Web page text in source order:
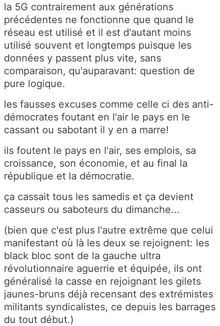
la 5G contrairement aux générations
précédentes ne fonctionne que quand le
réseau est utilisé et il est d'autant moins
utilisé souvent et longtemps puisque les
données y passent plus vite, sans
comparaison, qu'auparavant: question de
pure logique.
les fausses excuses comme celle ci des anti-
démocrates foutant en l'air le pays en le
cassant ou sabotant il y en a marre!
ils foutent le pays en l'air, ses emplois, sa
croissance, son économie, et au final la
république et la démocratie.
ça cassait tous les samedis et ça devient
casseurs ou saboteurs du dimanche...
(bien que c'est plus l'autre extrême que celui
manifestant où là les deux se rejoignent: les
black bloc sont de la gauche ultra
révolutionnaire aguerrie et équipée, ils ont
généralisé la casse en rejoignant les gilets
jaunes-bruns déjà recensant des extrémistes
militants syndicalistes, ce depuis les barrages
du tout début.)